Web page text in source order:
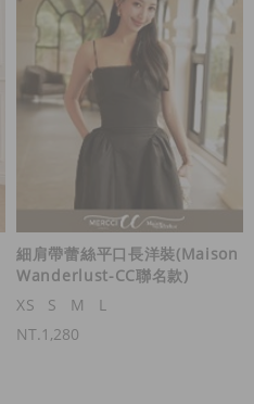
細肩帶蕾絲平口長洋裝(Maison
Wanderlust-CC聯名款)
XS
S M
L
NT.1,280